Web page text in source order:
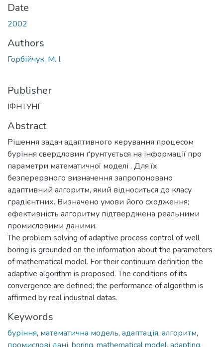
Date
2002
Authors
Горбійчук, М. І.
Publisher
ІФНТУНГ
Abstract
Рішення задач адаптивного керування процесом
буріння свердловин ґрунтується на інформації про
параметри математичної моделі . Для їх
безперервного визначення запропоновано
адаптивний алгоритм, який відноситься до класу
градієнтних. Визначено умови його сходження;
ефективність алгоритму підтверджена реальними
промисловими даними.
The problem solving of adaptive process control of well
boring is grounded on the information about the parameters
of mathematical model. For their continuum definition the
adaptive algorithm is proposed. The conditions of its
convergence are defined; the performance of algorithm is
affirmed by real industrial datas.
Keywords
буріння, математична модель, адаптація, алгоритм,